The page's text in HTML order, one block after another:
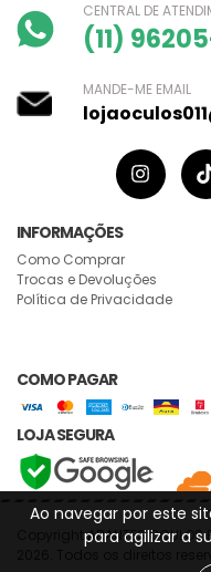
Ao navegar por este
para agilizar a
CENTRAL DE
(11)
MANDE-ME EMAIL
INFORMAÇÕES
Como Comprar
Trocas e Devoluções
Política de Privacidade
COMO PAGAR
LOJA SEGURA
Copyright ARANTES OCULOS